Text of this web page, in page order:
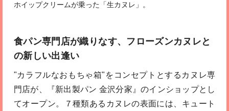
ホイップクリームが乗った「生カヌレ」。
食パン専門店が織りなす、フローズンカヌレと
の新しい出逢い
"カラフルなおもちゃ箱"をコンセプトとするカヌレ専
門店が、『新出製パン 金沢分家』のインショップとし
てオープン。７種類あるカヌレの表面には、キュート